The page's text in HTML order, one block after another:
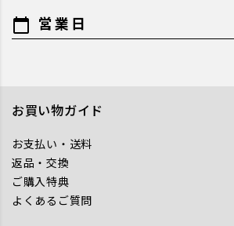
calendar_today 営業日
お買い物ガイド
お支払い・送料
返品・交換
ご購入特典
よくあるご質問